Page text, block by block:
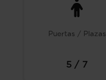
Puertas / Plazas
5 / 7